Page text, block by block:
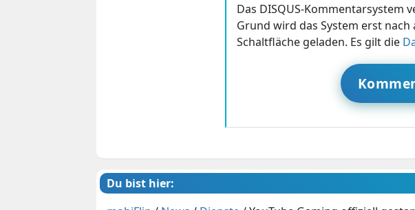
Das DISQUS-Kommentarsystem
Grund wird das System erst
Schaltfläche geladen. Es gilt die
Du bist hier: